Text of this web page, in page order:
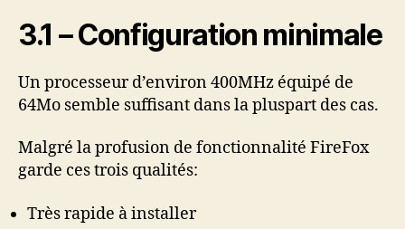
3.1 – Configuration minimale
Un processeur d’environ 400MHz équipé de
64Mo semble suffisant dans la pluspart des cas.
Malgré la profusion de fonctionnalité FireFox
garde ces trois qualités:
Très rapide à installer